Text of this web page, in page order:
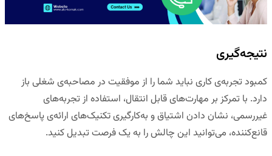
نتیجه‌گیری
کمبود تجربه‌ی کاری نباید شما را از موفقیت در مصاحبه‌ی شغلی باز
دارد. با تمرکز بر مهارت‌های قابل انتقال، استفاده از تجربه‌های
غیررسمی، نشان دادن اشتیاق و به‌کارگیری تکنیک‌های ارائه‌ی پاسخ‌های
قانع‌کننده، می‌توانید این چالش را به یک فرصت تبدیل کنید.